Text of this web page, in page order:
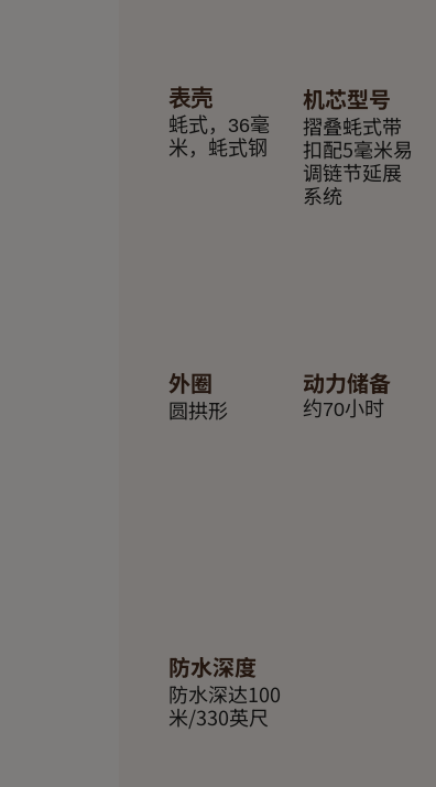
表壳
蚝式，36毫
米，蚝式钢
机芯型号
摺叠蚝式带
扣配5毫米易
调链节延展
系统
外圈
圆拱形
动力储备
约70小时
防水深度
防水深达100
米/330英尺